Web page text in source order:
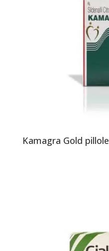
Kamagra Gold pillole